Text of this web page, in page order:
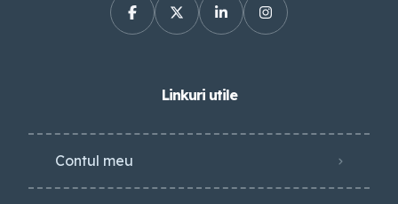
Linkuri utile
Contul meu